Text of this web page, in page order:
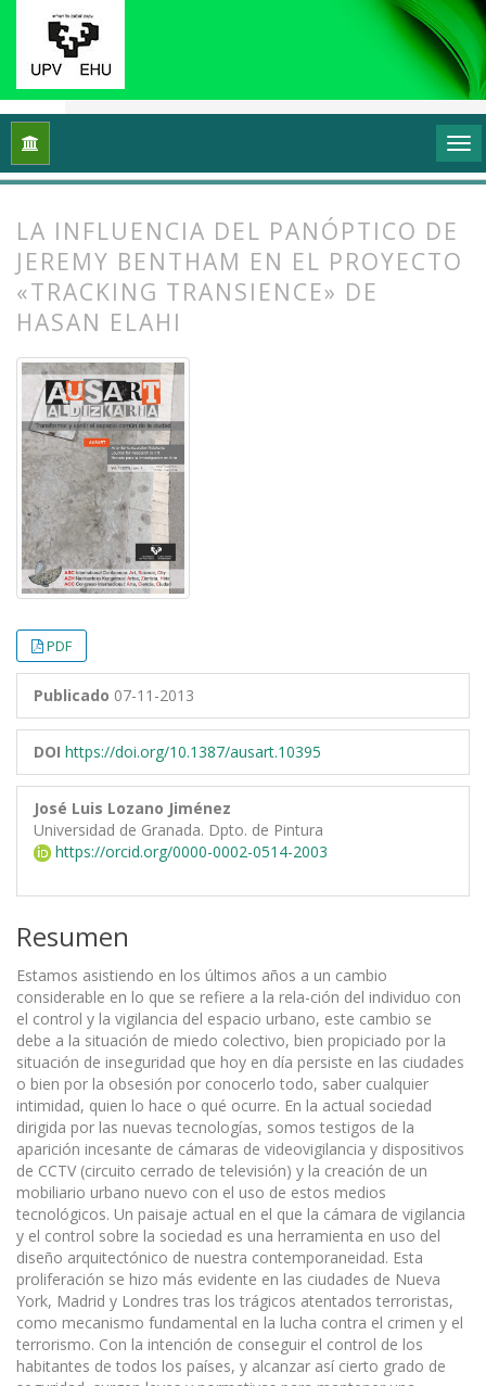
Inicio Vol. 1 Núm. 1-2 (2013): I Congreso
LA INFLUENCIA DEL PANÓPTICO DE
JEREMY BENTHAM EN EL PROYECTO
«TRACKING TRANSIENCE» DE
HASAN ELAHI
PDF
Publicado 07-11-2013
DOI https://doi.org/10.1387/ausart.10395
José Luis Lozano Jiménez
Universidad de Granada. Dpto. de Pintura
https://orcid.org/0000-0002-0514-2003
Resumen
Estamos asistiendo en los últimos años a un cambio
considerable en lo que se refiere a la rela-ción del individuo con
el control y la vigilancia del espacio urbano, este cambio se
debe a la situación de miedo colectivo, bien propiciado por la
situación de inseguridad que hoy en día persiste en las ciudades
o bien por la obsesión por conocerlo todo, saber cualquier
intimidad, quien lo hace o qué ocurre. En la actual sociedad
dirigida por las nuevas tecnologías, somos testigos de la
aparición incesante de cámaras de videovigilancia y dispositivos
de CCTV (circuito cerrado de televisión) y la creación de un
mobiliario urbano nuevo con el uso de estos medios
tecnológicos. Un paisaje actual en el que la cámara de vigilancia
y el control sobre la sociedad es una herramienta en uso del
diseño arquitectónico de nuestra contemporaneidad. Esta
proliferación se hizo más evidente en las ciudades de Nueva
York, Madrid y Londres tras los trágicos atentados terroristas,
como mecanismo fundamental en la lucha contra el crimen y el
terrorismo. Con la intención de conseguir el control de los
habitantes de todos los países, y alcanzar así cierto grado de